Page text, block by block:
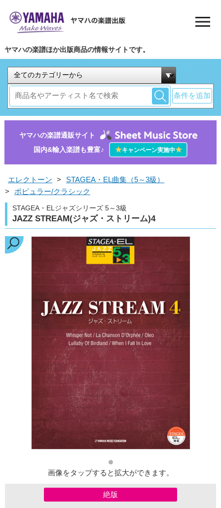
ヤマハの楽譜ほか出版商品の情報サイトです。
条件を追加
ヤマハの楽譜通販サイト
国内&輸入楽譜も豊富♪
★キャンペーン実施中★
エレクトーン >
STAGEA・EL曲集（5～3級）
>
ポピュラー/クラシック
STAGEA・ELジャズシリーズ 5～3級
JAZZ STREAM(ジャズ・ストリーム)4
画像をタップすると拡大ができます。
絶版